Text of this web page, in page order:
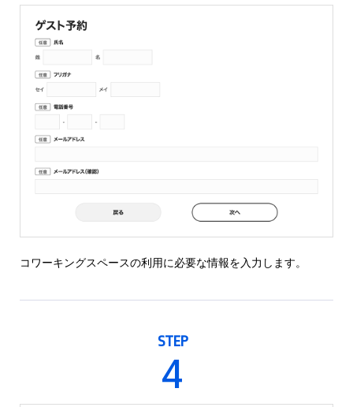
コワーキングスペースの利用に必要な情報を入力します。
STEP
4